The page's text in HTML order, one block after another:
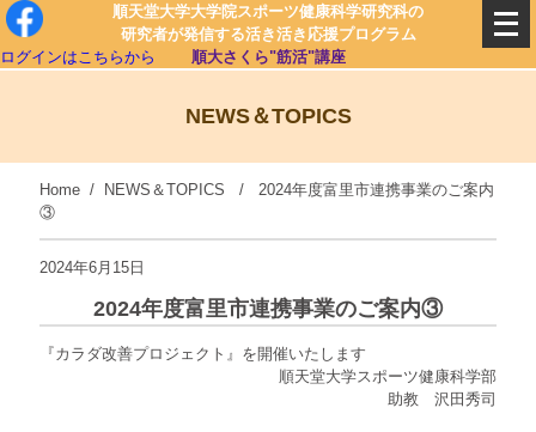
順天堂大学大学院スポーツ健康科学研究科の
研究者が発信する活き活き応援プログラム
ログインはこちらから
順大さくら"筋活"講座
NEWS＆TOPICS
Home/ NEWS＆TOPICS / 2024年度富里市連携事業のご案内
③
2024年6月15日
2024年度富里市連携事業のご案内③
『カラダ改善プロジェクト』を開催いたします
順天堂大学スポーツ健康科学部
助教 沢田秀司